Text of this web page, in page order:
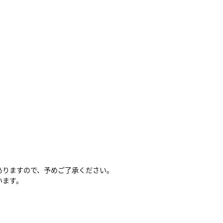
ますので、予めご了承ください。
す。